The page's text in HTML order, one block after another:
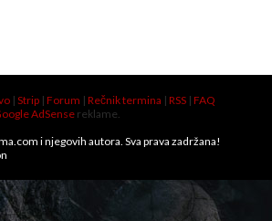
| Strip| Forum | Rečnik termina | RSS| FAQ
AdSensereklame.
i njegovih autora. Sva prava zadržana!